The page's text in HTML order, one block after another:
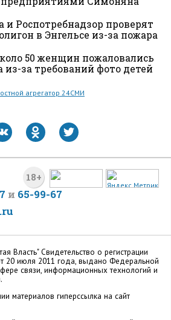
и Роспотребнадзор проверят
в Энгельсе из-за пожара
50 женщин пожаловались
из-за требований фото детей
агрегатор 24СМИ
18+
и 65-99-67
Власть" Cвидетельство о регистрации
июля 2011 года, выдано Федеральной
связи, информационных технологий и
материалов гиперссылка на сайт